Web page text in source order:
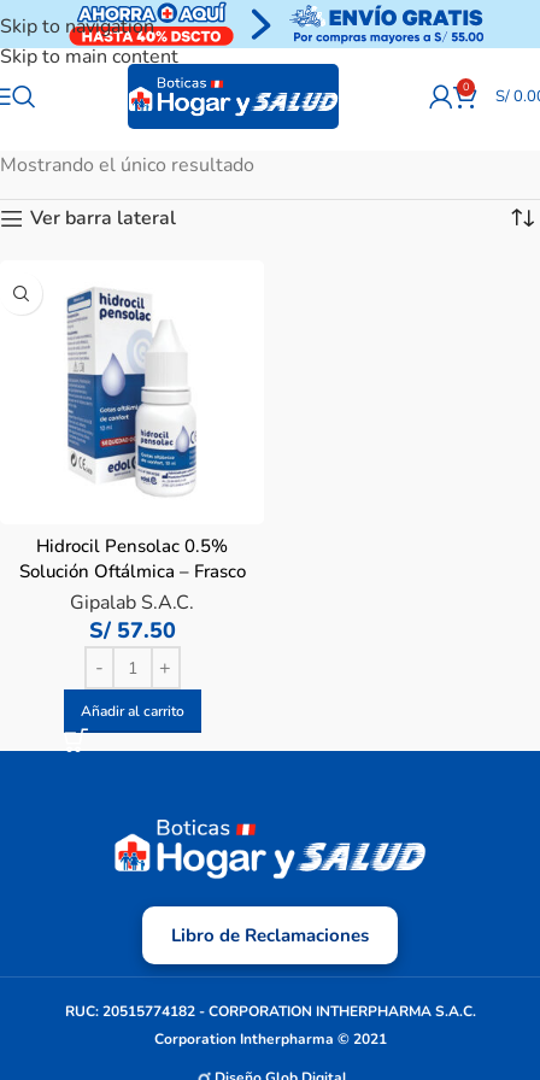
Skip to navigation
Skip to main content
0 S/
Mostrando el único resultado
Ver barra lateral
Hidrocil Pensolac 0.5%
Solución Oftálmica – Frasco
10 ML
Gipalab S.A.C.
S/57.50
Añadir al carrito
Libro de Reclamaciones
RUC: 20515774182 - CORPORATION INTHERPHARMA S.A.C.
Corporation Intherpharma © 2021